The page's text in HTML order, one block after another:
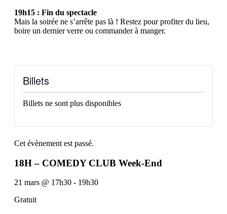
19h15 : Fin du spectacle
Mais la soirée ne s’arrête pas là ! Restez pour profiter du lieu,
boire un dernier verre ou commander à manger.
Billets
Billets ne sont plus disponibles
Cet évènement est passé.
18H – COMEDY CLUB Week-End
21 mars @ 17h30 - 19h30
Gratuit